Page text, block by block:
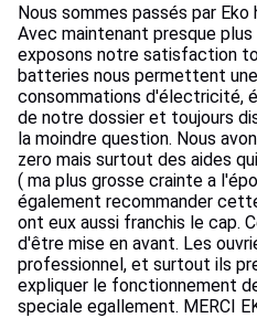
Nous sommes passés par
Avec maintenant presque plus
exposons notre satisfaction
batteries nous permettent
consommations d'électricité,
de notre dossier et toujours
la moindre question. Nous
zero mais surtout des aides
( ma plus grosse crainte a
également recommander
ont eux aussi franchis le cap.
d'être mise en avant. Les
professionnel, et surtout ils
expliquer le fonctionnement
speciale egallement. MERCI